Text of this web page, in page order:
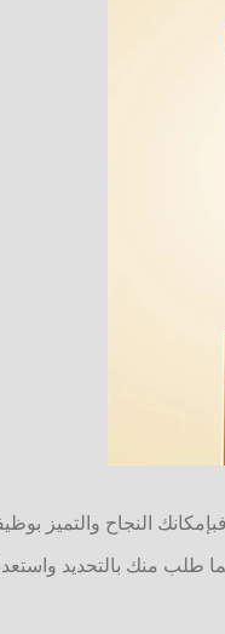
النجاح والتميز
منك بالتحديد